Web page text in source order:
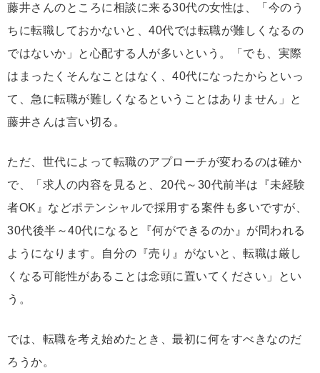
藤井さんのところに相談に来る30代の女性は、「今のう
ちに転職しておかないと、40代では転職が難しくなるの
ではないか」と心配する人が多いという。「でも、実際
はまったくそんなことはなく、40代になったからといっ
て、急に転職が難しくなるということはありません」と
藤井さんは言い切る。
ただ、世代によって転職のアプローチが変わるのは確か
で、「求人の内容を見ると、20代～30代前半は『未経験
者OK』などポテンシャルで採用する案件も多いですが、
30代後半～40代になると『何ができるのか』が問われる
ようになります。自分の『売り』がないと、転職は厳し
くなる可能性があることは念頭に置いてください」とい
う。
では、転職を考え始めたとき、最初に何をすべきなのだ
ろうか。